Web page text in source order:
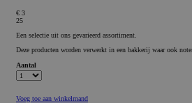
€ 3
25
Een selectie uit ons gevarieerd assortiment.
Deze producten worden verwerkt in een bakkerij waar ook
Aantal
Voeg toe aan winkelmand